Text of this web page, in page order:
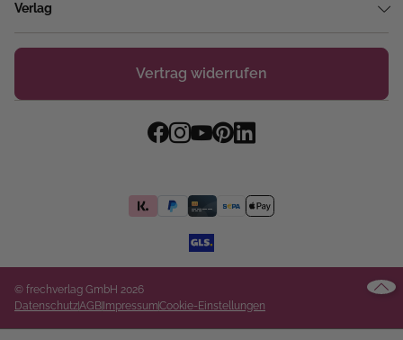
Verlag
Vertrag widerrufen
© frechverlag GmbH 2026
DatenschutzAGB ImpressumCookie-Einstellungen